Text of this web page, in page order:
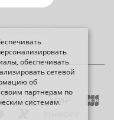
обеспечивать
сетевой
об
партнерам по
системам.